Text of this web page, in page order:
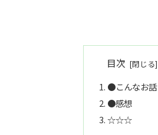
目次
●こんなお話
●感想
☆☆☆